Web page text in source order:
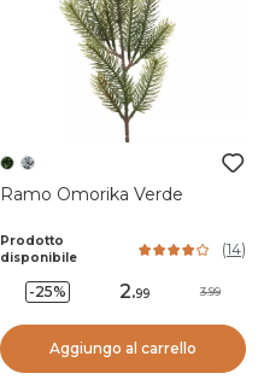
Ramo Omorika Verde
Prodotto
disponibile
(14)
-25% 2.99 3.99
Aggiungo al carrello